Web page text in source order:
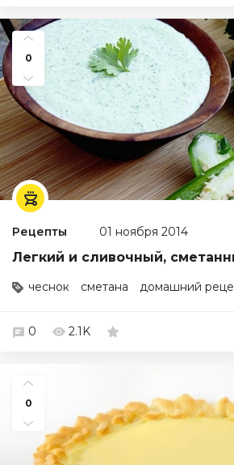
0
Рецепты 01 ноября 2014
Легкий и сливочный,
чеснок сметана домашний
0 2.1K
0